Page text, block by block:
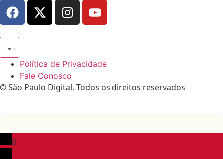
Política de Privacidade
Fale Conosco
© São Paulo Digital. Todos os direitos reservados
0